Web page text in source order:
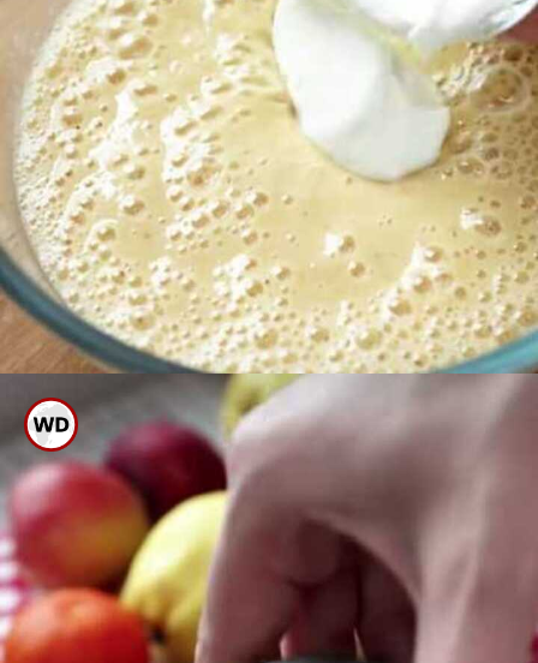
ಇದಕ್ಕೆ ಸ್ವಲ್ಪ ಫ್ರೆಶ್ ಕ್ರೀಂ ಹಾಕಿ ಮಿಕ್ಸ್
ಮಾಡಿ